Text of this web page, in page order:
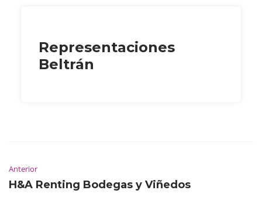
Representaciones
Beltrán
Anterior
H&A Renting Bodegas y Viñedos